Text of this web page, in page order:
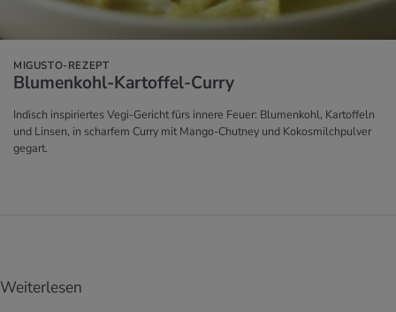
MIGUSTO-REZEPT
Blu­men­kohl-Kar­tof­fel-Curry
Indisch inspiriertes Vegi-Gericht fürs innere Feuer: Blumenkohl, Kartoffeln
und Linsen, in scharfem Curry mit Mango-Chutney und Kokosmilchpulver
gegart.
Weiterlesen